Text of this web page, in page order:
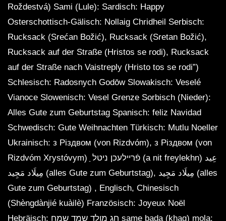
Roždestvá) Sami (Lule): Sardisch: Happy
Osterschottisch-Gälisch: Nollaig Chridheil Serbisch:
Rucksack (Srećan Božić), Rucksack (Sretan Božić),
Rucksack auf der Straße (Hristos se rodi), Rucksack
auf der Straße nach Vaistreply (Hristo tos se rodi”)
Schlesisch: Radosnych Godōw Slowakisch: Veselé
Vianoce Slowenisch: Vesel Grenze Sorbisch (Nieder):
Alles Gute zum Geburtstag Spanisch: feliz Navidad
Schwedisch: Gute Weihnachten Türkisch: Mutlu Noeller
Ukrainisch: з Різдвом (von Rizdvóm), з Різдвом (von
Rizdvóm Xrystóvym) ַ פֿריילעכן ניטל (a nit freylekhn) عِيد
مِيلَاد مَجِيد (alles Gute zum Geburtstag), مِيلَاد مَجِيد (alles
Gute zum Geburtstag) , Englisch, Chinesisch
(Shèngdànjié kuàilè) Französisch: Joyeux Noël
Hebräisch: חג מולד שמד שמח same bada (khag) mola: